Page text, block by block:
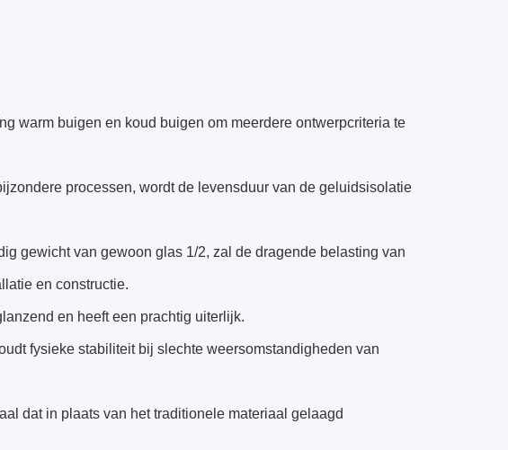
warm buigen en koud buigen om meerdere ontwerpcriteria te
processen, wordt de levensduur van de geluidsisolatie
gewicht van gewoon glas 1/2, zal de dragende belasting van
en constructie.
en heeft een prachtig uiterlijk.
fysieke stabiliteit bij slechte weersomstandigheden van
dat in plaats van het traditionele materiaal gelaagd